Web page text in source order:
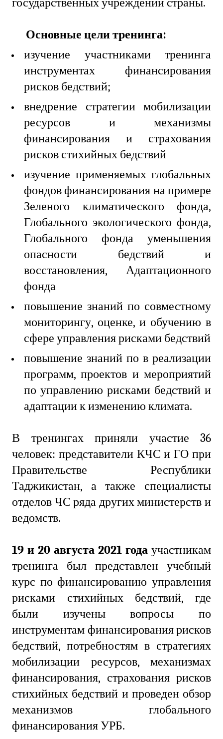
Основные цели тренинга:
изучение участниками тренинга
инструментах финансирования
рисков бедствий;
внедрение стратегии мобилизации
ресурсов и механизмы
финансирования и страхования
рисков стихийных бедствий
изучение применяемых глобальных
фондов финансирования на примере
Зеленого климатического фонда,
Глобального экологического фонда,
Глобального фонда уменьшения
опасности бедствий и
восстановления, Адаптационного
фонда
повышение знаний по совместному
мониторингу, оценке, и обучению в
сфере управления рисками бедствий
повышение знаний по в реализации
программ, проектов и мероприятий
по управлению рисками бедствий и
адаптации к изменению климата.
В тренингах приняли участие 36
человек: представители КЧС и ГО при
Правительстве Республики
Таджикистан, а также специалисты
отделов ЧС ряда других министерств и
ведомств.
19 и 20 августа 2021 года участникам
тренинга был представлен учебный
курс по финансированию управления
рисками стихийных бедствий, где
были изучены вопросы по
инструментам финансирования рисков
бедствий, потребностям в стратегиях
мобилизации ресурсов, механизмах
финансирования, страхования рисков
стихийных бедствий и проведен обзор
механизмов глобального
финансирования УРБ.